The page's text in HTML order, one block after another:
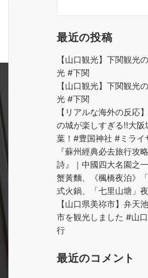
最近の投稿
【山口観光】下関観光
光 #下関
【山口観光】下関観光
光 #下関
【リアルな海外の反応
の城が楽しすぎる!!大
葉！#豊国神社 #ミラ
『蘇州經典必去旅行攻
詩』｜中國四大名園之
蟹黃麵、《楓橋夜泊》
式火鍋、「七里山塘」
【山口県美祢市】弁天
市を観光しました #山
行
最近のコメント